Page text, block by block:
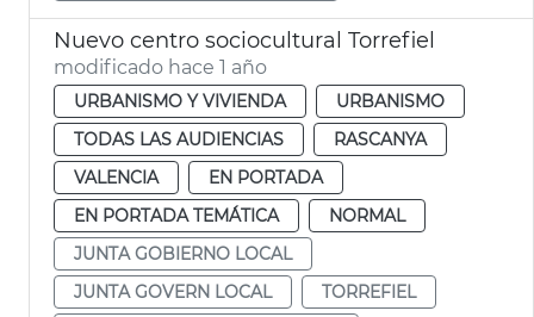
Nuevo centro sociocultural Torrefiel
modificado hace 1 año
URBANISMO Y VIVIENDA
URBANISMO
TODAS LAS AUDIENCIAS
RASCANYA
VALENCIA
EN PORTADA
EN PORTADA TEMÁTICA
NORMAL
JUNTA GOBIERNO LOCAL
JUNTA GOVERN LOCAL
TORREFIEL